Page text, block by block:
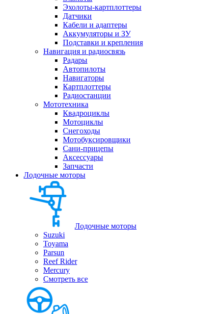
Эхолоты-картплоттеры
Датчики
Кабели и адаптеры
Аккумуляторы и ЗУ
Подставки и крепления
Навигация и радиосвязь
Радары
Автопилоты
Навигаторы
Картплоттеры
Радиостанции
Мототехника
Квадроциклы
Мотоциклы
Снегоходы
Мотобуксировщики
Сани-прицепы
Аксессуары
Запчасти
Лодочные моторы
Лодочные моторы
Suzuki
Toyama
Parsun
Reef Rider
Mercury
Смотреть все